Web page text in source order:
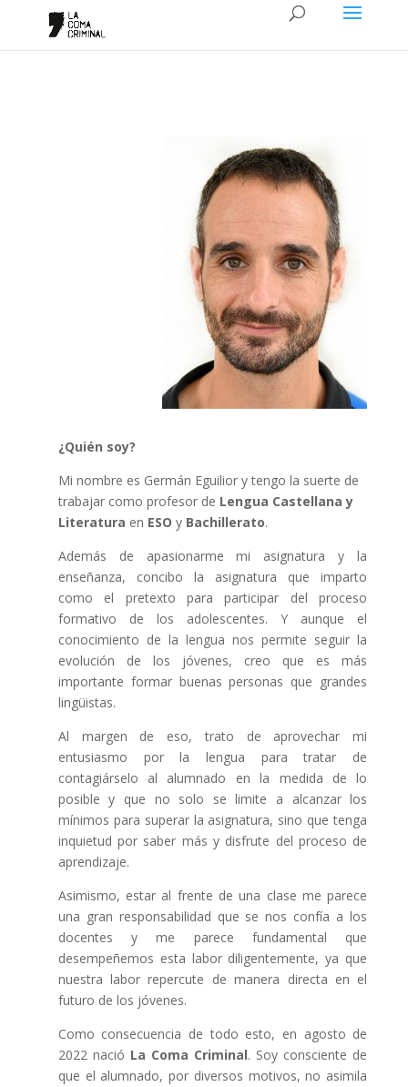
¿Quién soy?
Mi nombre es Germán Eguilior y tengo la suerte de
trabajar como profesor de Lengua Castellana y
Literatura en ESO y Bachillerato.
Además de apasionarme mi asignatura y la
enseñanza, concibo la asignatura que imparto
como el pretexto para participar del proceso
formativo de los adolescentes. Y aunque el
conocimiento de la lengua nos permite seguir la
evolución de los jóvenes, creo que es más
importante formar buenas personas que grandes
lingüistas.
Al margen de eso, trato de aprovechar mi
entusiasmo por la lengua para tratar de
contagiárselo al alumnado en la medida de lo
posible y que no solo se limite a alcanzar los
mínimos para superar la asignatura, sino que tenga
inquietud por saber más y disfrute del proceso de
aprendizaje.
Asimismo, estar al frente de una clase me parece
una gran responsabilidad que se nos confía a los
docentes y me parece fundamental que
desempeñemos esta labor diligentemente, ya que
nuestra labor repercute de manera directa en el
futuro de los jóvenes.
Como consecuencia de todo esto, en agosto de
2022 nació La Coma Criminal. Soy consciente de
que el alumnado, por diversos motivos, no asimila